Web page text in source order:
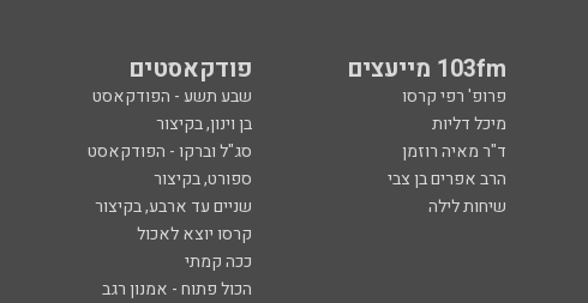
103fm מייעצים פודקאסטים
פרופ' רפי קרסו שבע תשע - הפודקאסט
מיכל דליות בן וינון, בקיצור
ד"ר מאיה רוזמן סג"ל וברקו - הפודקאסט
הרב אפרים בן צבי ספורט, בקיצור
שיחות לילה שניים עד ארבע, בקיצור
קרסו יוצא לאכול
ככה קמתי
הכול פתוח - אמנון רגב